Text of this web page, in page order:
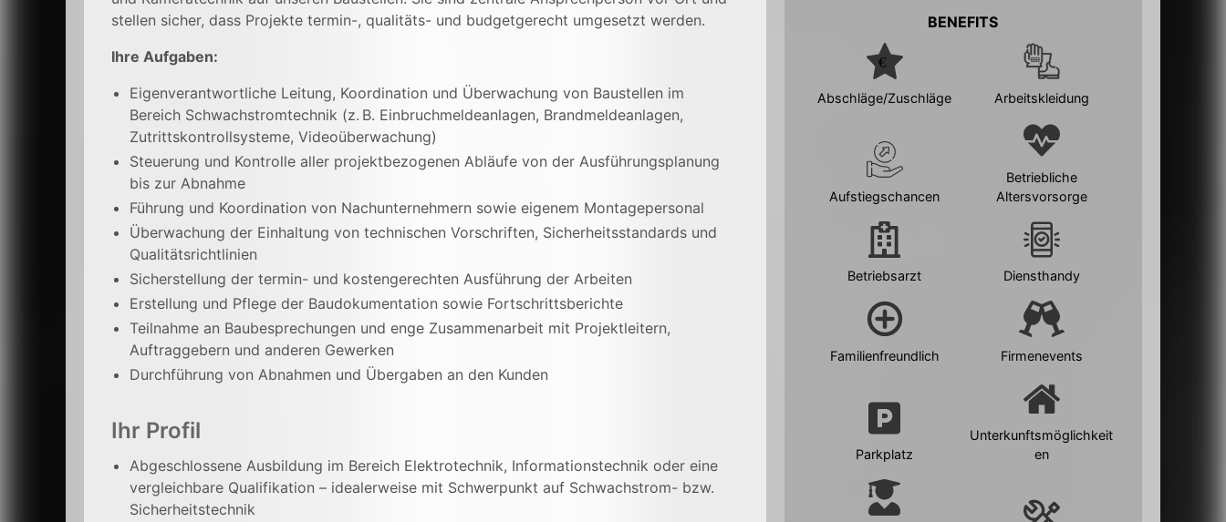
stellen sicher, dass Projekte termin-, qualitäts- und budgetgerecht umgesetzt werden.
Ihre Aufgaben:
Eigenverantwortliche Leitung, Koordination und Überwachung von Baustellen im
Bereich Schwachstromtechnik (z. B. Einbruchmeldeanlagen, Brandmeldeanlagen,
Zutrittskontrollsysteme, Videoüberwachung)
Steuerung und Kontrolle aller projektbezogenen Abläufe von der Ausführungsplanung
bis zur Abnahme
Führung und Koordination von Nachunternehmern sowie eigenem Montagepersonal
Überwachung der Einhaltung von technischen Vorschriften, Sicherheitsstandards und
Qualitätsrichtlinien
Sicherstellung der termin- und kostengerechten Ausführung der Arbeiten
Erstellung und Pflege der Baudokumentation sowie Fortschrittsberichte
Teilnahme an Baubesprechungen und enge Zusammenarbeit mit Projektleitern,
Auftraggebern und anderen Gewerken
Durchführung von Abnahmen und Übergaben an den Kunden
Ihr Profil
Abgeschlossene Ausbildung im Bereich Elektrotechnik, Informationstechnik oder eine
vergleichbare Qualifikation – idealerweise mit Schwerpunkt auf Schwachstrom- bzw.
Sicherheitstechnik
BENEFITS
Abschläge/Zuschläge Arbeitskleidung
Aufstiegschancen
Betriebliche
Altersvorsorge
Betriebsarzt Diensthandy
Familienfreundlich Firmenevents
Parkplatz
Unterkunftsmöglichkeit
en